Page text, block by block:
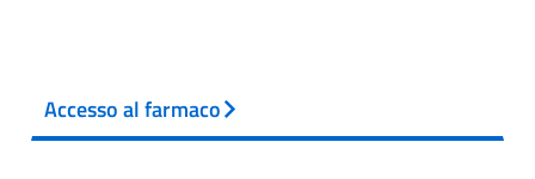
Accesso al farmaco